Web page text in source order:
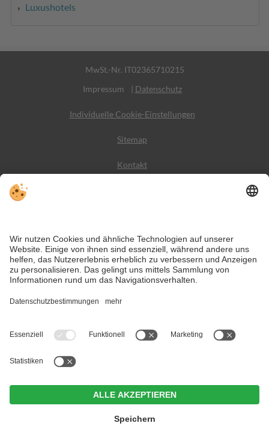
Luxushotels
MwSt.-Nr. IT02365710215
Impressum
| Datenschutz
Individuelle Cookie-Einstellungen
Sitemap
Kontakt
VIVODolomiti ist das Reiseportal für unvergesslichen
Bergurlaub – mit Unterkünften und Angeboten in den
Dolomiten, im UNESCO Weltnaturerbe.
Trotz genauer Arbeit und ständigem Aktualisieren der Inhalte, können Fehler
auftreten. Wir übernehmen keine Gewähr für die Richtigkeit und
Vollständigkeit aller Informationen.
Informieren Sie sich sicherheitshalber nochmals beim Veranstalter vor Ort